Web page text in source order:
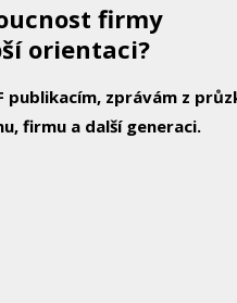
firmy
orientaci?
zprávám z
firmu a další generaci.